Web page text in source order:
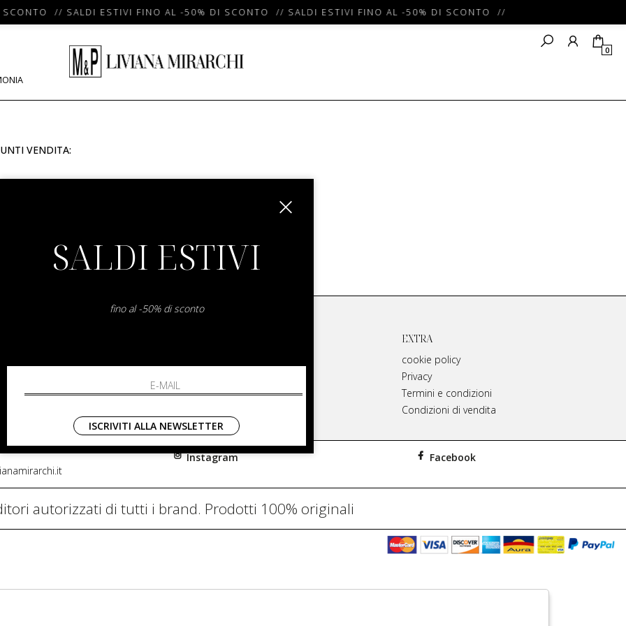
// SALDI ESTIVI FINO AL -50% DI SCONTO // SALDI ESTIVI FINO AL -50% DI SCONTO //
0
VENDITA:
in Fiore Italia
Contatti
Spedizione
EXTRA
cookie policy
Privacy
Termini e condizioni
Condizioni di vendita
Instagram Facebook
autorizzati di tutti i brand. Prodotti 100% originali
SALDI ESTIVI
fino al -50% di sconto
ISCRIVITI ALLA NEWSLETTER